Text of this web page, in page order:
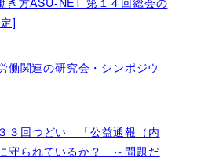
]
働関連の研究会・シンポジウ
３回つどい 「公益通報（内
守られているか？ ～問題だ